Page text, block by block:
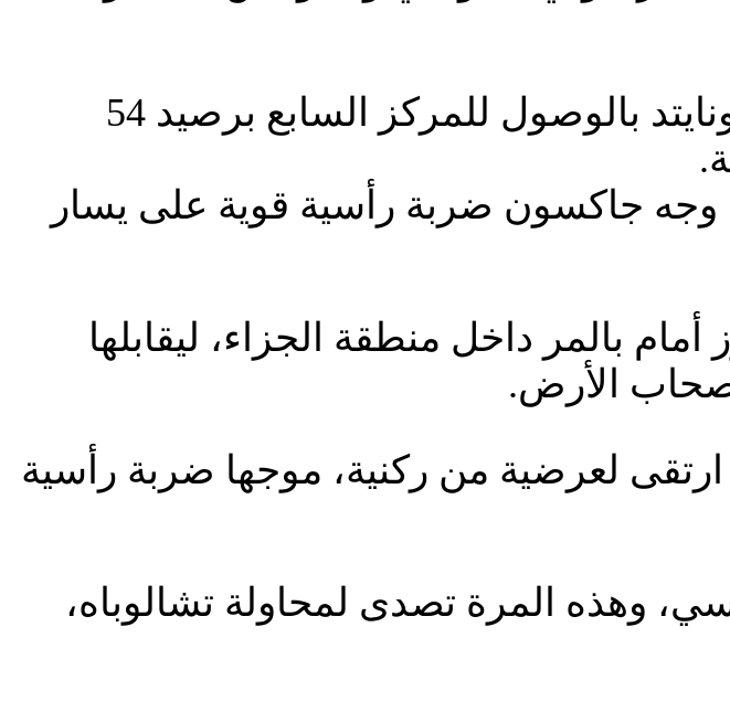
الانتصار منح تشيلسي، فرصة تجاوز مانشستر يونايتد بالوصول للمركز السابع برصيد 54
مرور 10 دقائق، بعدما وجه جاكسون ضربة رأسية قوية على يسار
بالمر داخل منطقة الجزاء، ليقابلها
الأرض.
ارتقى لعرضية من ركنية، موجها ضربة رأسية
وهذه المرة تصدى لمحاولة تشالوباه،